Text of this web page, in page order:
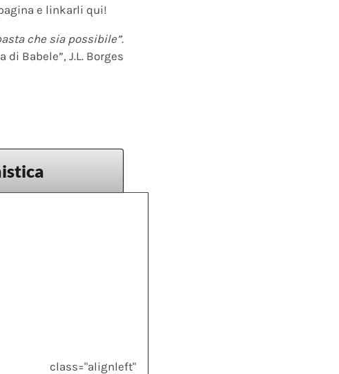
e linkarli qui!
che sia possibile”.
di Babele”, J.L. Borges